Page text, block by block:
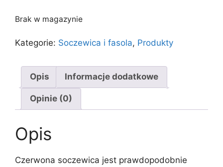
Brak w magazynie
Kategorie: Soczewica i fasola, Produkty
Opis Informacje dodatkowe
Opinie (0)
Opis
Czerwona soczewica jest prawdopodobnie